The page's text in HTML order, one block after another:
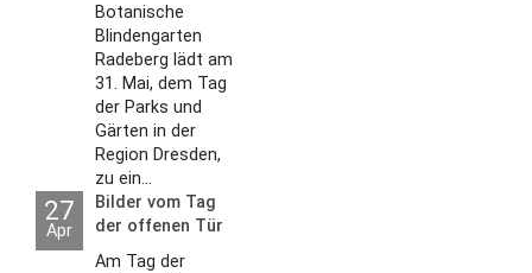
Botanische
Blindengarten
Radeberg lädt am
31. Mai, dem Tag
der Parks und
Gärten in der
Region Dresden,
zu ein...
27
Apr
Bilder vom Tag
der offenen Tür
2026
Am Tag der